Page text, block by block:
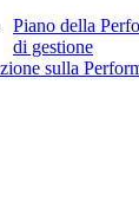
Piano della
di gestione
sulla